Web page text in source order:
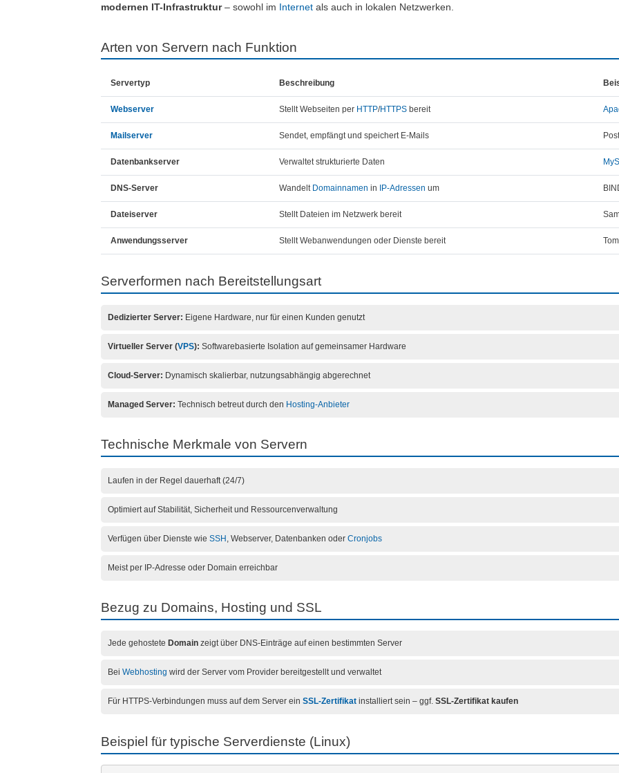
modernen IT-Infrastruktur– sowohl im Internet als auch in lokalen Netzwerken.
Arten von Servern nach Funktion
Servertyp Beschreibung
Webserver Stellt Webseiten per HTTP/HTTPS bereit
Mailserver Sendet, empfängt und speichert E-Mails
Datenbankserver Verwaltet strukturierte Daten
DNS-Server Wandelt Domainnamen in IP-Adressen um
Dateiserver Stellt Dateien im Netzwerk bereit
Anwendungsserver Stellt Webanwendungen oder Dienste bereit
Serverformen nach Bereitstellungsart
Dedizierter Server: Eigene Hardware, nur für einen Kunden genutzt
Virtueller Server (VPS): Softwarebasierte Isolation auf gemeinsamer Hardware
Cloud-Server: Dynamisch skalierbar, nutzungsabhängig abgerechnet
Managed Server: Technisch betreut durch den Hosting-Anbieter
Technische Merkmale von Servern
Laufen in der Regel dauerhaft (24/7)
Optimiert auf Stabilität, Sicherheit und Ressourcenverwaltung
Verfügen über Dienste wie SSH , Webserver, Datenbanken oder Cronjobs
Meist per IP-Adresse oder Domain erreichbar
Bezug zu Domains, Hosting und SSL
Jede gehostete Domain zeigt über DNS-Einträge auf einen bestimmten Server
Bei Webhosting wird der Server vom Provider bereitgestellt und verwaltet
Für HTTPS-Verbindungen muss auf dem Server ein SSL-Zertifikat installiert sein – ggf. SSL-Zertifikat kaufen
Beispiel für typische Serverdienste (Linux)